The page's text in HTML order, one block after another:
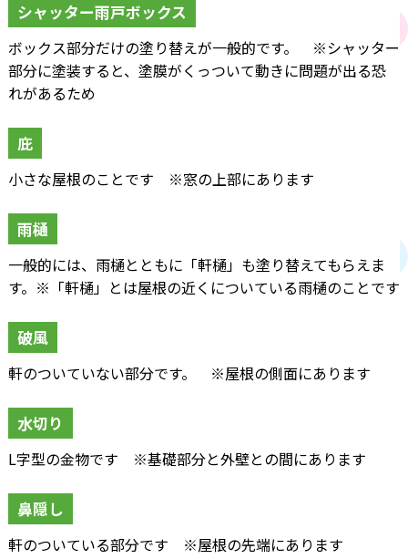
シャッター雨戸ボックス
ボックス部分だけの塗り替えが一般的です。 ※シャッター
部分に塗装すると、塗膜がくっついて動きに問題が出る恐
れがあるため
庇
小さな屋根のことです ※窓の上部にあります
雨樋
一般的には、雨樋とともに「軒樋」も塗り替えてもらえま
す。※「軒樋」とは屋根の近くについている雨樋のことです
破風
軒のついていない部分です。 ※屋根の側面にあります
水切り
L字型の金物です ※基礎部分と外壁との間にあります
鼻隠し
軒のついている部分です ※屋根の先端にあります